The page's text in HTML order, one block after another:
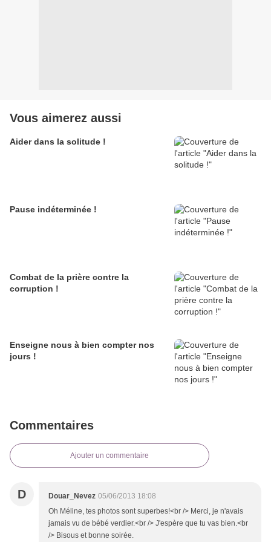
Vous aimerez aussi
Aider dans la solitude !
Pause indéterminée !
Combat de la prière contre la
corruption !
Enseigne nous à bien compter nos
jours !
Commentaires
Ajouter un commentaire
D Douar_Nevez 05/06/2013 18:08
Oh Méline, tes photos sont superbes!<br /> Merci, je n'avais
jamais vu de bébé verdier.<br /> J'espère que tu vas bien.<br
/> Bisous et bonne soirée.